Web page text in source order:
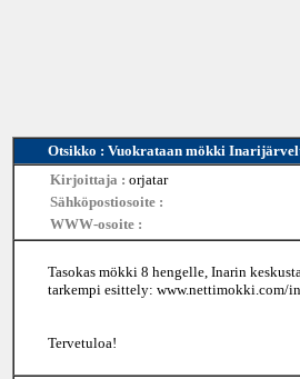
Otsikko : Vuokrataan mökki
Kirjoittaja : orjatar
Sähköpostiosoite :
WWW-osoite :
Tasokas mökki 8 hengelle, Inarin
tarkempi esittely: www.nettimokki.com/
Tervetuloa!